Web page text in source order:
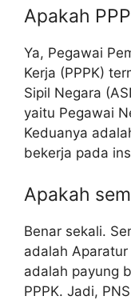
Apakah
Ya, Pegawai
Kerja (PPPK)
Sipil Negara
yaitu Pegawai
Keduanya
bekerja pada
Apakah
Benar sekali.
adalah
adalah payung
PPPK. Jadi,